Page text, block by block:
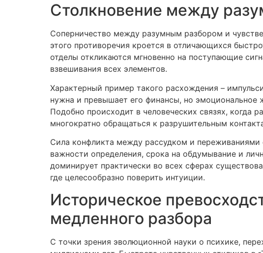
Столкновение между
Соперничество между разумным разбором и
этого противоречия кроется в отличающихся
отделы откликаются мгновенно на поступающие
взвешивания всех элементов.
Характерный пример такого расхождения –
нужна и превышает его финансы, но
Подобно происходит в человеческих связях, когда
многократно обращаться к разрушительным
Сила конфликта между рассудком и переживаниями
важности определения, срока на обдумывание и
доминирует практически во всех сферах
где целесообразно поверить интуиции.
Историческое
медленного разбора
С точки зрения эволюционной науки о психике,